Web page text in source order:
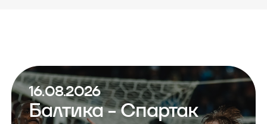
16.08.2026
Балтика - Спартак